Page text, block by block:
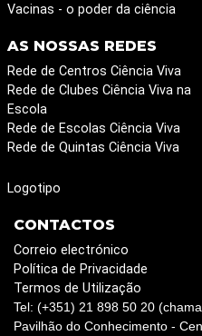
Vacinas - o poder da ciência
AS NOSSAS REDES
Rede de Centros Ciência Viva
Rede de Clubes Ciência Viva na
Escola
Rede de Escolas Ciência Viva
Rede de Quintas Ciência Viva
Logotipo
CONTACTOS
Correio electrónico
Política de Privacidade
Termos de Utilização
Tel: (+351) 21 898 50 20
Pavilhão do Conhecimento -